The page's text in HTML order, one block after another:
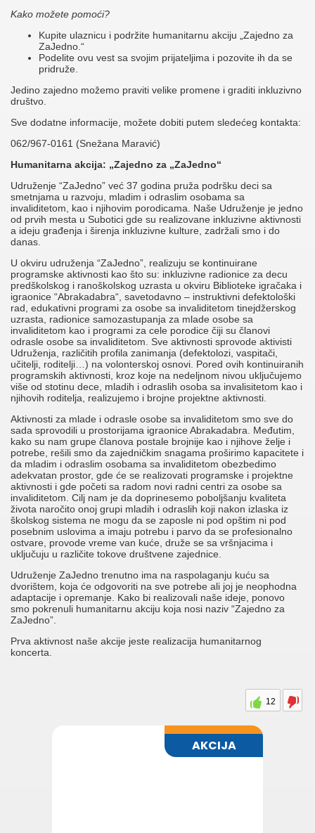
Kako možete pomoći?
Kupite ulaznicu i podržite humanitarnu akciju „Zajedno za
ZaJedno.“
Podelite ovu vest sa svojim prijateljima i pozovite ih da se
pridruže.
Jedino zajedno možemo praviti velike promene i graditi inkluzivno
društvo.
Sve dodatne informacije, možete dobiti putem sledećeg kontakta:
062/967-0161 (Snežana Maravić)
Humanitarna akcija: „Zajedno za „ZaJedno“
Udruženje “ZaJedno” već 37 godina pruža podršku deci sa
smetnjama u razvoju, mladim i odraslim osobama sa
invaliditetom, kao i njihovim porodicama. Naše Udruženje je jedno
od prvih mesta u Subotici gde su realizovane inkluzivne aktivnosti
a ideju građenja i širenja inkluzivne kulture, zadržali smo i do
danas.
U okviru udruženja “ZaJedno”, realizuju se kontinuirane
programske aktivnosti kao što su: inkluzivne radionice za decu
predškolskog i ranoškolskog uzrasta u okviru Biblioteke igračaka i
igraonice “Abrakadabra“, savetodavno – instruktivni defektološki
rad, edukativni programi za osobe sa invaliditetom tinejdžerskog
uzrasta, radionice samozastupanja za mlade osobe sa
invaliditetom kao i programi za cele porodice čiji su članovi
odrasle osobe sa invaliditetom. Sve aktivnosti sprovode aktivisti
Udruženja, različitih profila zanimanja (defektolozi, vaspitači,
učitelji, roditelji…) na volonterskoj osnovi. Pored ovih kontinuiranih
programskih aktivnosti, kroz koje na nedeljnom nivou uključujemo
više od stotinu dece, mladih i odraslih osoba sa invalisitetom kao i
njihovih roditelja, realizujemo i brojne projektne aktivnosti.
Aktivnosti za mlade i odrasle osobe sa invaliditetom smo sve do
sada sprovodili u prostorijama igraonice Abrakadabra. Međutim,
kako su nam grupe članova postale brojnije kao i njihove želje i
potrebe, rešili smo da zajedničkim snagama proširimo kapacitete i
da mladim i odraslim osobama sa invaliditetom obezbedimo
adekvatan prostor, gde će se realizovati programske i projektne
aktivnosti i gde početi sa radom novi radni centri za osobe sa
invaliditetom. Cilj nam je da doprinesemo poboljšanju kvaliteta
života naročito onoj grupi mladih i odraslih koji nakon izlaska iz
školskog sistema ne mogu da se zaposle ni pod opštim ni pod
posebnim uslovima a imaju potrebu i parvo da se profesionalno
ostvare, provode vreme van kuće, druže se sa vršnjacima i
uključuju u različite tokove društvene zajednice.
Udruženje ZaJedno trenutno ima na raspolaganju kuću sa
dvorištem, koja će odgovoriti na sve potrebe ali joj je neophodna
adaptacije i opremanje. Kako bi realizovali naše ideje, ponovo
smo pokrenuli humanitarnu akciju koja nosi naziv “Zajedno za
ZaJedno”.
Prva aktivnost naše akcije jeste realizacija humanitarnog
koncerta.
12